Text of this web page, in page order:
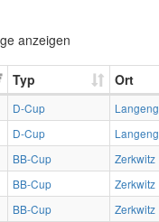
anzeigen
Typ Ort
D-Cup
D-Cup
BB-Cup Zerkwitz
BB-Cup Zerkwitz
BB-Cup Zerkwitz